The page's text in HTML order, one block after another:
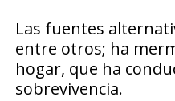
Las fuentes
entre otros; ha
hogar, que ha
sobrevivencia.